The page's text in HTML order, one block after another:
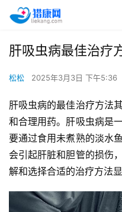
肝吸虫病最佳治疗
松松 2025年3月3日 下午5:36
肝吸虫病的最佳治疗方法
和合理用药。肝吸虫病是
要通过食用未煮熟的淡水
会引起肝脏和胆管的损伤
解和选择合适的治疗方法显